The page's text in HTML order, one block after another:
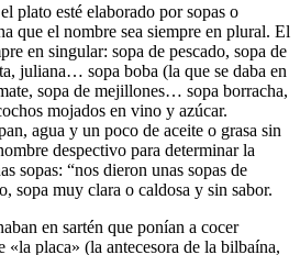
plato esté elaborado por sopas o
que el nombre sea siempre en plural. El
en singular: sopa de pescado, sopa de
juliana… sopa boba (la que se daba en
sopa de mejillones… sopa borracha,
mojados en vino y azúcar.
agua y un poco de aceite o grasa sin
despectivo para determinar la
sopas: “nos dieron unas sopas de
sopa muy clara o caldosa y sin sabor.
en sartén que ponían a cocer
«la placa» (la antecesora de la bilbaína,